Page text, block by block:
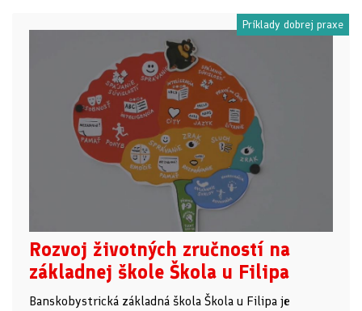
Príklady dobrej praxe
Rozvoj životných zručností na
základnej škole Škola u Filipa
Banskobystrická základná škola Škola u Filipa je